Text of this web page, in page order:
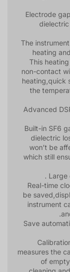
Electrode
The
heating
This
non-contact
heating,quick
the
Advanced
Built-in SF6
dielectric
won’t be
which still
Large
Real-time
be
instrument
Save
measures the
of